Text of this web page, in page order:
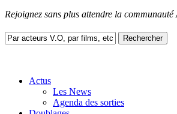
Rejoignez sans plus attendre la communauté
Actus
Les News
Agenda des sorties